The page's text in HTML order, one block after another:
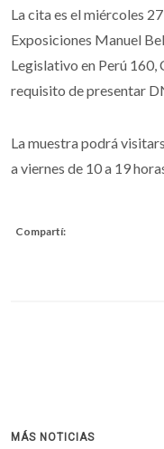
La cita es el miércoles
Exposiciones Manuel
Legislativo en Perú
requisito de presentar
La muestra podrá
a viernes de 10 a 19
Compartí:
MÁS NOTICIAS